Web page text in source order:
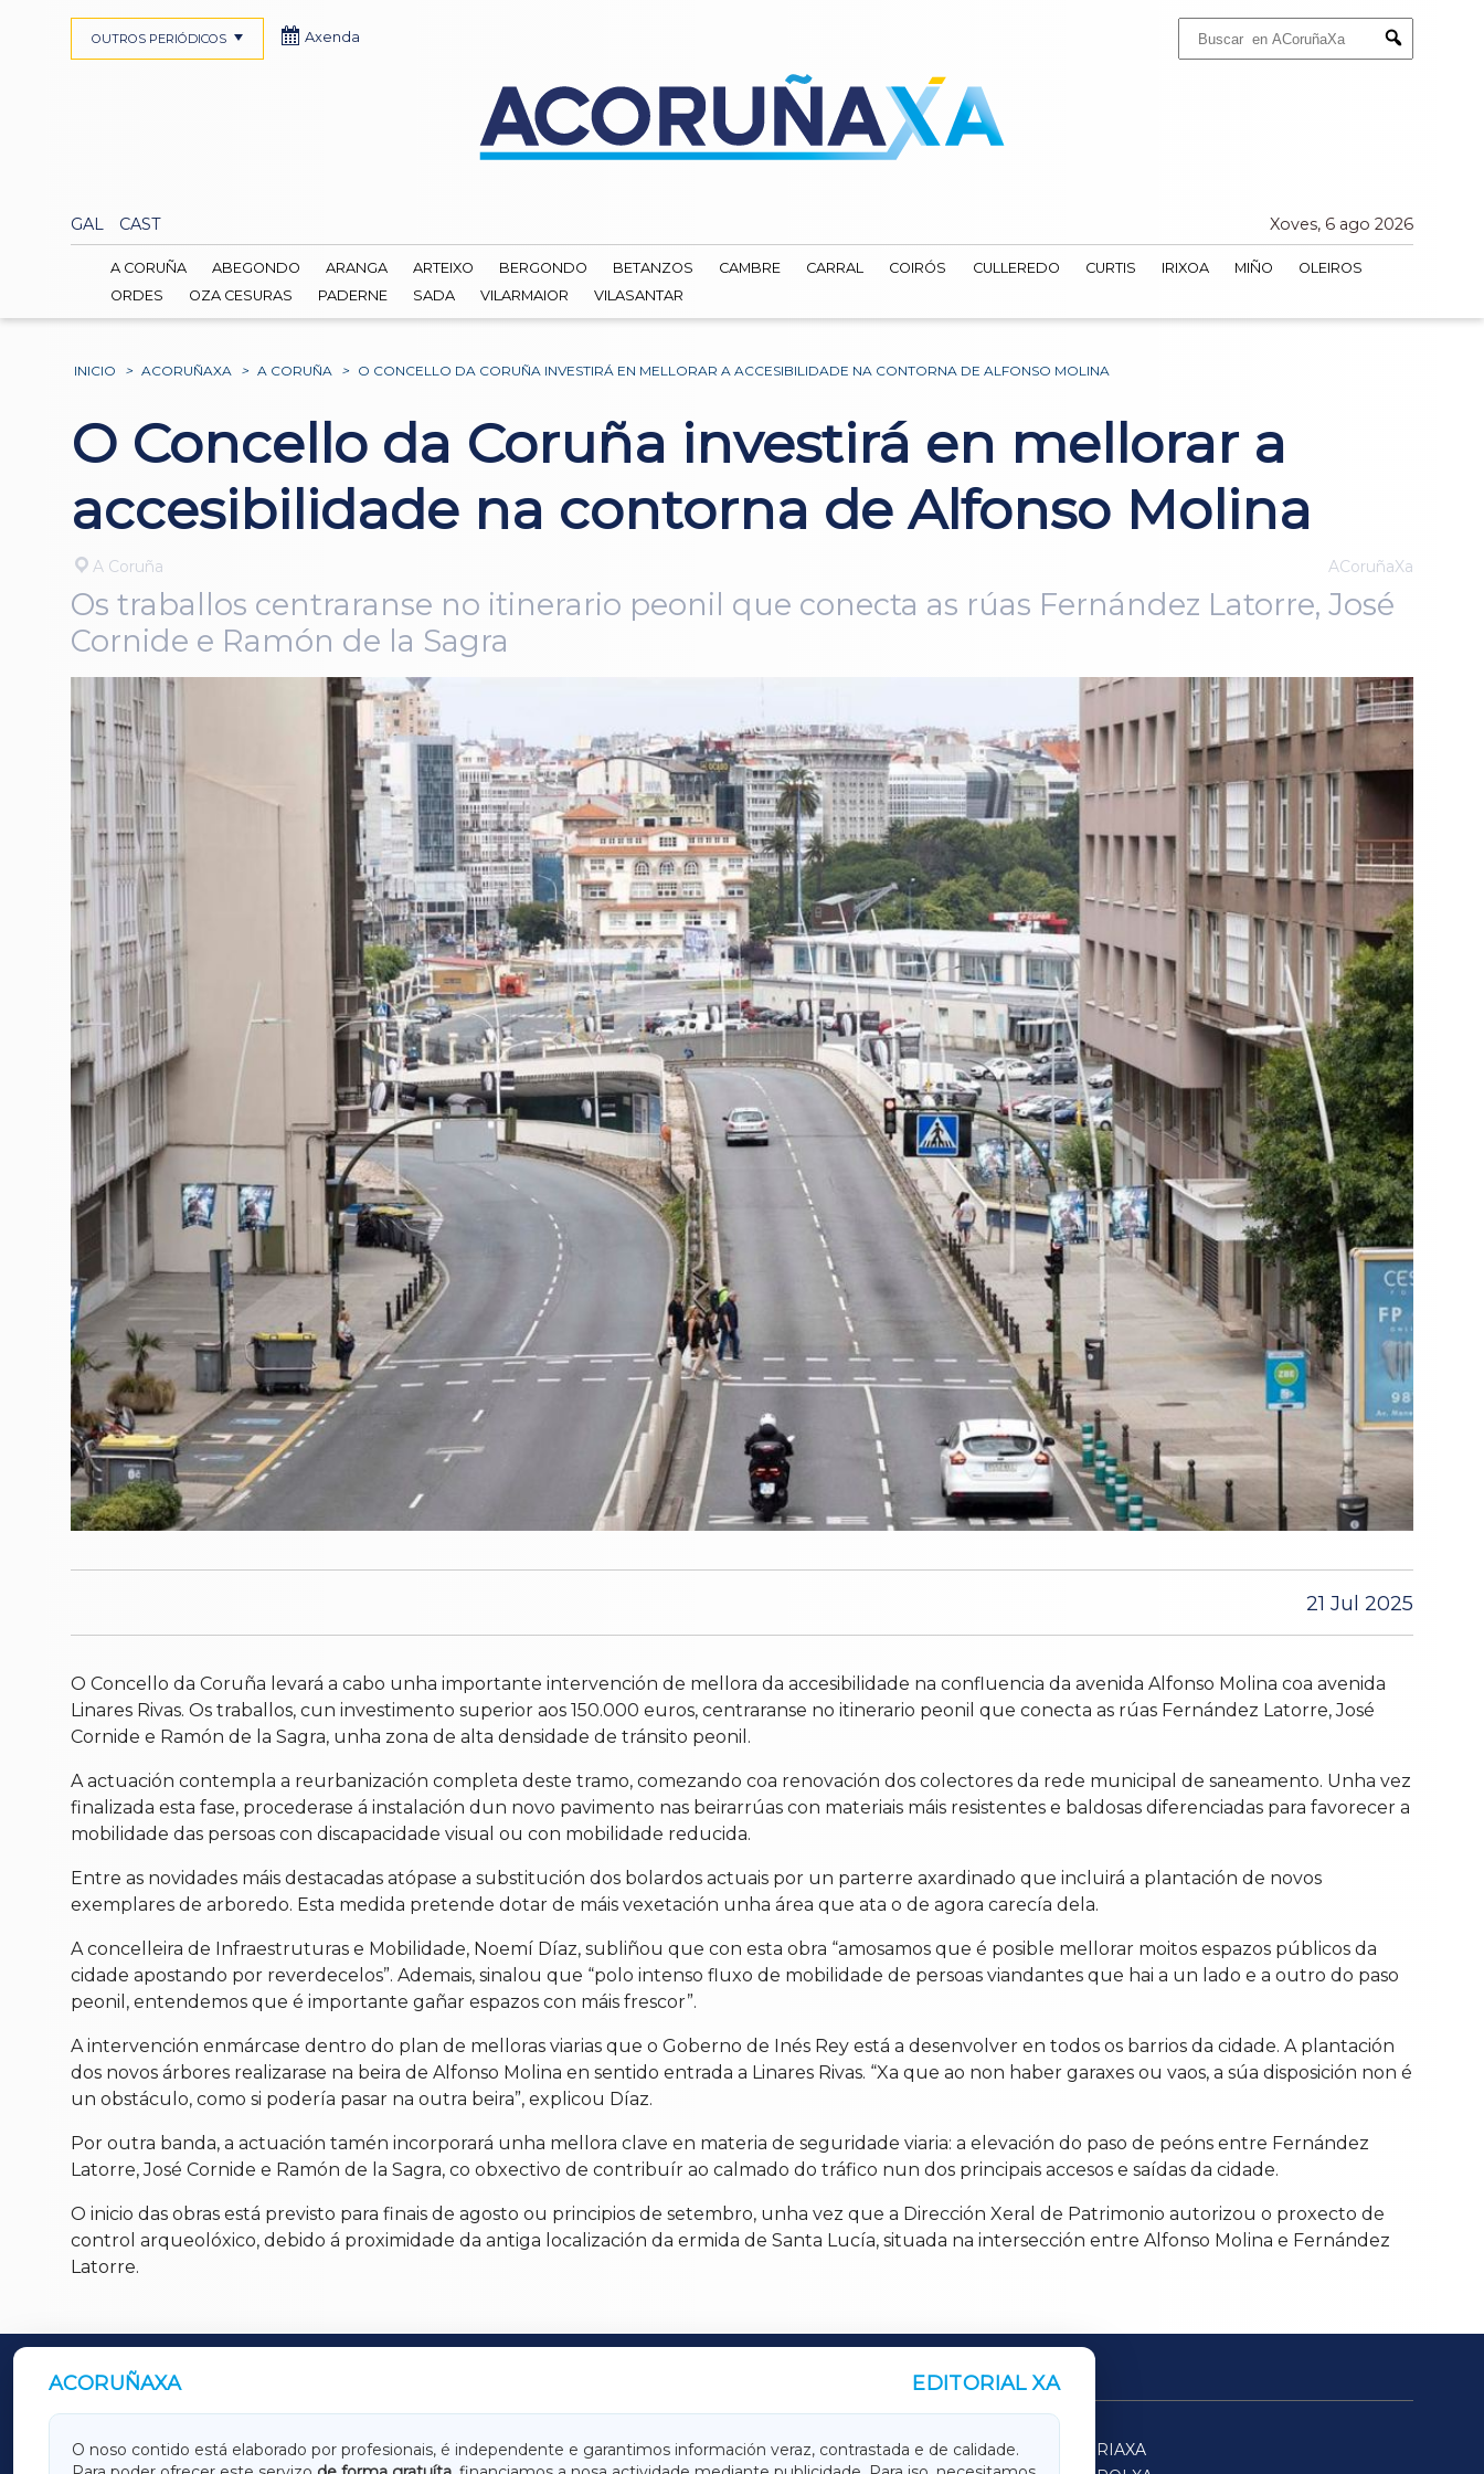
Submit
GAL CAST Xoves, 6 ago 2026
OUTROS PERIÓDICOS Axenda
A CORUÑA ABEGONDO ARANGA ARTEIXO BERGONDO BETANZOS CAMBRE CARRAL COIRÓS CULLEREDO CURTIS IRIXOA MIÑO
OLEIROS
ORDES
OZA CESURAS PADERNE SADA VILARMAIOR VILASANTAR
INICIO > ACORUÑAXA > A CORUÑA > O CONCELLO DA CORUÑA INVESTIRÁ EN MELLORAR A ACCESIBILIDADE NA CONTORNA DE ALFONSO MOLINA
O Concello da Coruña investirá en mellorar a
accesibilidade na contorna de Alfonso Molina
A Coruña ACoruñaXa
Os traballos centraranse no itinerario peonil que conecta as rúas Fernández Latorre, José
Cornide e Ramón de la Sagra
21 Jul 2025
O Concello da Coruña levará a cabo unha importante intervención de mellora da accesibilidade na confluencia da avenida Alfonso Molina coa avenida
Linares Rivas. Os traballos, cun investimento superior aos 150.000 euros, centraranse no itinerario peonil que conecta as rúas Fernández Latorre, José
Cornide e Ramón de la Sagra, unha zona de alta densidade de tránsito peonil.
A actuación contempla a reurbanización completa deste tramo, comezando coa renovación dos colectores da rede municipal de saneamento. Unha vez
finalizada esta fase, procederase á instalación dun novo pavimento nas beirarrúas con materiais máis resistentes e baldosas diferenciadas para favorecer a
mobilidade das persoas con discapacidade visual ou con mobilidade reducida.
Entre as novidades máis destacadas atópase a substitución dos bolardos actuais por un parterre axardinado que incluirá a plantación de novos
exemplares de arboredo. Esta medida pretende dotar de máis vexetación unha área que ata o de agora carecía dela.
A concelleira de Infraestruturas e Mobilidade, Noemí Díaz, subliñou que con esta obra “amosamos que é posible mellorar moitos espazos públicos da
cidade apostando por reverdecelos”. Ademais, sinalou que “polo intenso fluxo de mobilidade de persoas viandantes que hai a un lado e a outro do paso
peonil, entendemos que é importante gañar espazos con máis frescor”.
A intervención enmárcase dentro do plan de melloras viarias que o Goberno de Inés Rey está a desenvolver en todos os barrios da cidade. A plantación
dos novos árbores realizarase na beira de Alfonso Molina en sentido entrada a Linares Rivas. “Xa que ao non haber garaxes ou vaos, a súa disposición non é
un obstáculo, como si podería pasar na outra beira”, explicou Díaz.
Por outra banda, a actuación tamén incorporará unha mellora clave en materia de seguridade viaria: a elevación do paso de peóns entre Fernández
Latorre, José Cornide e Ramón de la Sagra, co obxectivo de contribuír ao calmado do tráfico nun dos principais accesos e saídas da cidade.
O inicio das obras está previsto para finais de agosto ou principios de setembro, unha vez que a Dirección Xeral de Patrimonio autorizou o proxecto de
control arqueolóxico, debido á proximidade da antiga localización da ermida de Santa Lucía, situada na intersección entre Alfonso Molina e Fernández
Latorre.
ACORUÑAXA EDITORIAL XA
O noso contido está elaborado por profesionais, é independente e garantimos información veraz, contrastada e de calidade.
OUTROS PERIÓDICOS
GALICIAXA LUGOXA TERRACHAXA
SARRIAXA